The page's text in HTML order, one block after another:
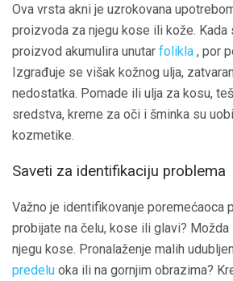
Ova vrsta akni je uzrokovana
proizvoda za njegu kose ili kože.
proizvod akumulira unutar folikla , por
Izgrađuje se višak kožnog ulja,
nedostatka. Pomade ili ulja za kosu,
sredstva, kreme za oči i šminka su
kozmetike.
Saveti za identifikaciju problema
Važno je identifikovanje poremećaoca
probijate na čelu, kose ili glavi?
njegu kose. Pronalaženje malih
predelu oka ili na gornjim obrazima?